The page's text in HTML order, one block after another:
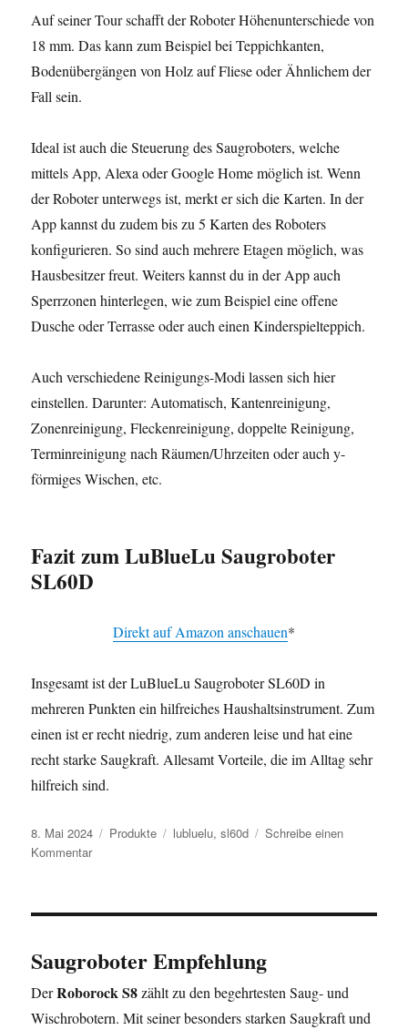
Auf seiner Tour schafft der Roboter Höhenunterschiede von
18 mm. Das kann zum Beispiel bei Teppichkanten,
Bodenübergängen von Holz auf Fliese oder Ähnlichem der
Fall sein.
Ideal ist auch die Steuerung des Saugroboters, welche
mittels App, Alexa oder Google Home möglich ist. Wenn
der Roboter unterwegs ist, merkt er sich die Karten. In der
App kannst du zudem bis zu 5 Karten des Roboters
konfigurieren. So sind auch mehrere Etagen möglich, was
Hausbesitzer freut. Weiters kannst du in der App auch
Sperrzonen hinterlegen, wie zum Beispiel eine offene
Dusche oder Terrasse oder auch einen Kinderspielteppich.
Auch verschiedene Reinigungs-Modi lassen sich hier
einstellen. Darunter: Automatisch, Kantenreinigung,
Zonenreinigung, Fleckenreinigung, doppelte Reinigung,
Terminreinigung nach Räumen/Uhrzeiten oder auch y-
förmiges Wischen, etc.
Fazitzum LuBlueLu Saugroboter
SL60D
Direkt auf Amazon anschauen*
Insgesamt ist der LuBlueLu Saugroboter SL60D in
mehreren Punkten ein hilfreiches Haushaltsinstrument. Zum
einen ist er recht niedrig, zum anderen leise und hat eine
recht starke Saugkraft. Allesamt Vorteile, die im Alltag sehr
hilfreich sind.
Veröffentlicht
am
8. Mai 2024 Kategorien
Produkte Schlagwörter
lubluelu,sl60d
Schreibe einen
Kommentarzu
SL60D
Saugroboter Empfehlung
DerRoborock S8zählt zu den begehrtesten Saug- und
Wischrobotern. Mit seiner besonders starken Saugkraft und